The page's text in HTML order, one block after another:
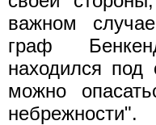
важном
граф
находился под
можно
небрежности".